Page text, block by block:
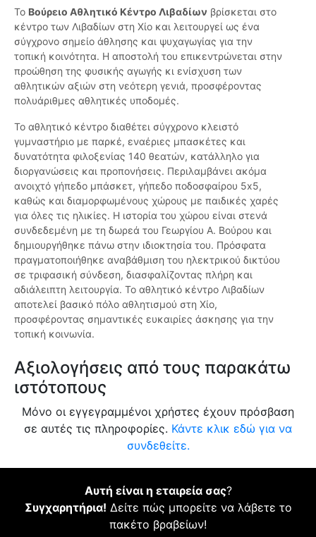
Το Βούρειο Αθλητικό Κέντρο Λιβαδίων βρίσκεται στο
κέντρο των Λιβαδίων στη Χίο και λειτουργεί ως ένα
σύγχρονο σημείο άθλησης και ψυχαγωγίας για την
τοπική κοινότητα. Η αποστολή του επικεντρώνεται στην
προώθηση της φυσικής αγωγής κι ενίσχυση των
αθλητικών αξιών στη νεότερη γενιά, προσφέροντας
πολυάριθμες αθλητικές υποδομές.
Το αθλητικό κέντρο διαθέτει σύγχρονο κλειστό
γυμναστήριο με παρκέ, εναέριες μπασκέτες και
δυνατότητα φιλοξενίας 140 θεατών, κατάλληλο για
διοργανώσεις και προπονήσεις. Περιλαμβάνει ακόμα
ανοιχτό γήπεδο μπάσκετ, γήπεδο ποδοσφαίρου 5x5,
καθώς και διαμορφωμένους χώρους με παιδικές χαρές
για όλες τις ηλικίες. Η ιστορία του χώρου είναι στενά
συνδεδεμένη με τη δωρεά του Γεωργίου Α. Βούρου και
δημιουργήθηκε πάνω στην ιδιοκτησία του. Πρόσφατα
πραγματοποιήθηκε αναβάθμιση του ηλεκτρικού δικτύου
σε τριφασική σύνδεση, διασφαλίζοντας πλήρη και
αδιάλειπτη λειτουργία. Το αθλητικό κέντρο Λιβαδίων
αποτελεί βασικό πόλο αθλητισμού στη Χίο,
προσφέροντας σημαντικές ευκαιρίες άσκησης για την
τοπική κοινωνία.
Αξιολογήσεις από τους παρακάτω
ιστότοπους
Μόνο οι εγγεγραμμένοι χρήστες έχουν πρόσβαση
σε αυτές τις πληροφορίες. Κάντε κλικ εδώ για να
συνδεθείτε.
Αυτή είναι η εταιρεία σας?
Συγχαρητήρια! Δείτε πώς μπορείτε να λάβετε το
πακέτο βραβείων!